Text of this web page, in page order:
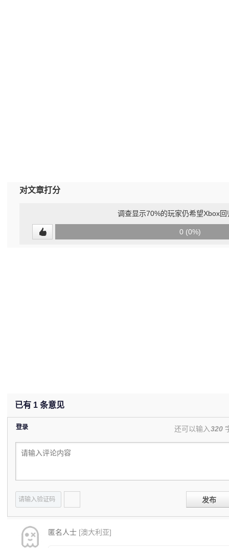
对文章打分
调查显示70%的玩家仍希望Xbox回
0 (0%)
已有 1 条意见
登录 还可以输入320
发布
匿名人士 [澳大利亚]